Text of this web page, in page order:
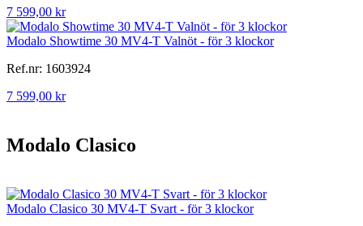
7 599,00 kr
Modalo Showtime 30 MV4-T Valnöt - för 3 klockor
Ref.nr: 1603924
7 599,00 kr
Modalo Clasico
Modalo Clasico 30 MV4-T Svart - för 3 klockor